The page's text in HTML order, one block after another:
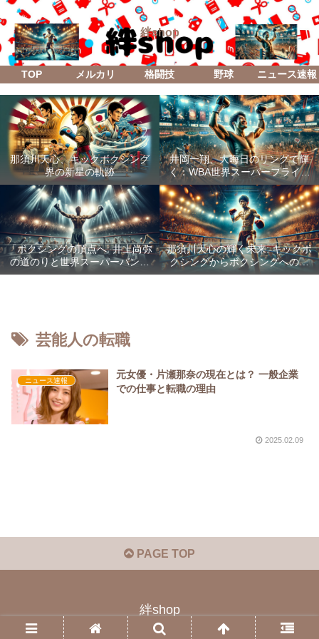
絆shop
TOP メルカリ 格闘技 野球 ニュース速報
那須川天心、キックボクシング
界の新星の軌跡
井岡一翔、大晦日のリングで輝
く：WBA世界スーパーフライ級
防衛戦「Lifetime Boxing Fights
18」
「ボクシングの頂点へ: 井上尚弥
の道のりと世界スーパーバンタ
ム級統一戦の全貌」
那須川天心の輝く未来: キックボ
クシングからボクシングへの成
功した転身
芸能人の転職
ニュース速報
元女優・片瀬那奈の現在とは？ 一般企業
での仕事と転職の理由
2025.02.09
PAGE TOP
絆shop
© 2023 絆shop.